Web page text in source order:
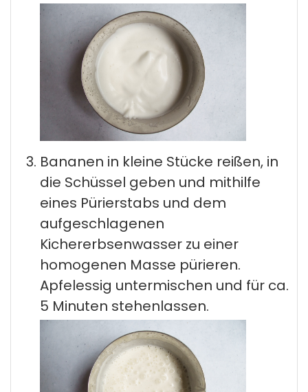
Bananen in kleine Stücke reißen, in
die Schüssel geben und mithilfe
eines Pürierstabs und dem
aufgeschlagenen
Kichererbsenwasser zu einer
homogenen Masse pürieren.
Apfelessig untermischen und für ca.
5 Minuten stehenlassen.